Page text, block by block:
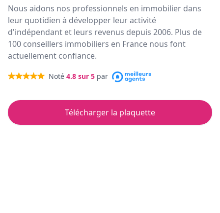
Nous aidons nos professionnels en immobilier dans
leur quotidien à développer leur activité
d'indépendant et leurs revenus depuis 2006. Plus de
100 conseillers immobiliers en France nous font
actuellement confiance.
Noté 4.8 sur 5 par
Télécharger la plaquette